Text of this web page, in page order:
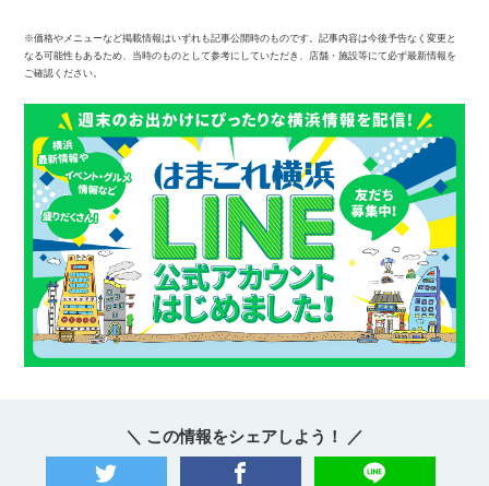
※価格やメニューなど掲載情報はいずれも記事公開時のものです。記事内容は今後予告なく変更と
なる可能性もあるため、当時のものとして参考にしていただき、店舗・施設等にて必ず最新情報を
ご確認ください。
＼ この情報をシェアしよう！ ／